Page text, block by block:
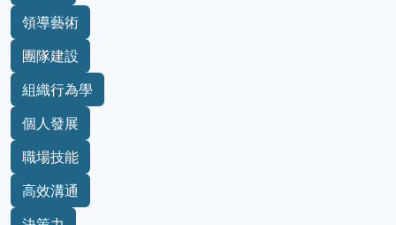
領導藝術
團隊建設
組織行為學
個人發展
職場技能
高效溝通